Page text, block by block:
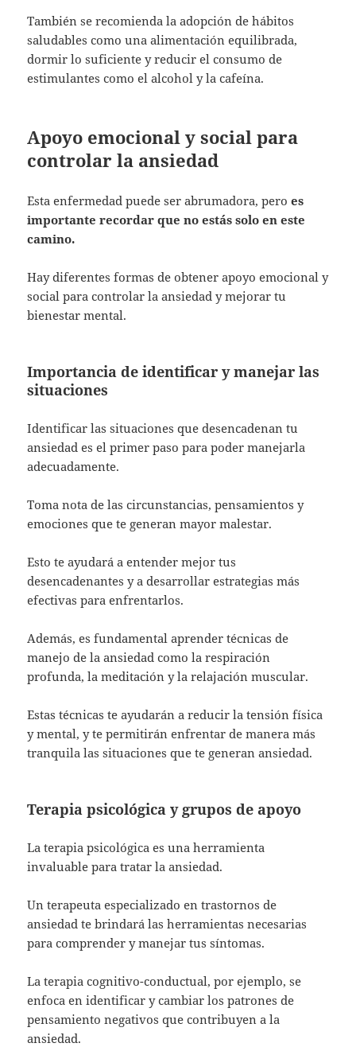
También se recomienda la adopción de hábitos
saludables como una alimentación equilibrada,
dormir lo suficiente y reducir el consumo de
estimulantes como el alcohol y la cafeína.
Apoyo emocional y social para
controlar la ansiedad
Esta enfermedad puede ser abrumadora, peroes
importante recordar que no estás solo en este
camino.
Hay diferentes formas de obtener apoyo emocional y
social para controlar la ansiedad y mejorar tu
bienestar mental.
Importancia de identificar y manejar las
situaciones
Identificar las situaciones que desencadenan tu
ansiedad es el primer paso para poder manejarla
adecuadamente.
Toma nota de las circunstancias, pensamientos y
emociones que te generan mayor malestar.
Esto te ayudará a entender mejor tus
desencadenantes y a desarrollar estrategias más
efectivas para enfrentarlos.
Además, es fundamental aprender técnicas de
manejo de la ansiedad como la respiración
profunda, la meditación y la relajación muscular.
Estas técnicas te ayudarán a reducir la tensión física
y mental, y te permitirán enfrentar de manera más
tranquila las situaciones que te generan ansiedad.
Terapia psicológica y grupos de apoyo
La terapia psicológica es una herramienta
invaluable para tratar la ansiedad.
Un terapeuta especializado en trastornos de
ansiedad te brindará las herramientas necesarias
para comprender y manejar tus síntomas.
La terapia cognitivo-conductual, por ejemplo, se
enfoca en identificar y cambiar los patrones de
pensamiento negativos que contribuyen a la
ansiedad.